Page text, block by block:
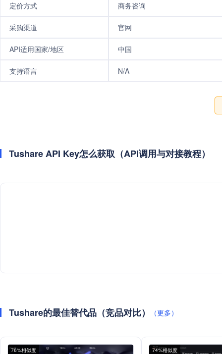
定价方式 商务咨询
采购渠道 官网
API适用国家/地区 中国
支持语言 N/A
Tushare API Key怎么获取（API调用与对接教程）
Tushare的最佳替代品（竞品对比） （更多）
76%相似度 74%相似度